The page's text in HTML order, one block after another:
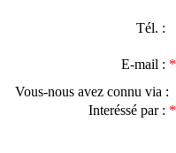
Tél. :
E-mail : *
Vous-nous avez connu via :
Interéssé par : *